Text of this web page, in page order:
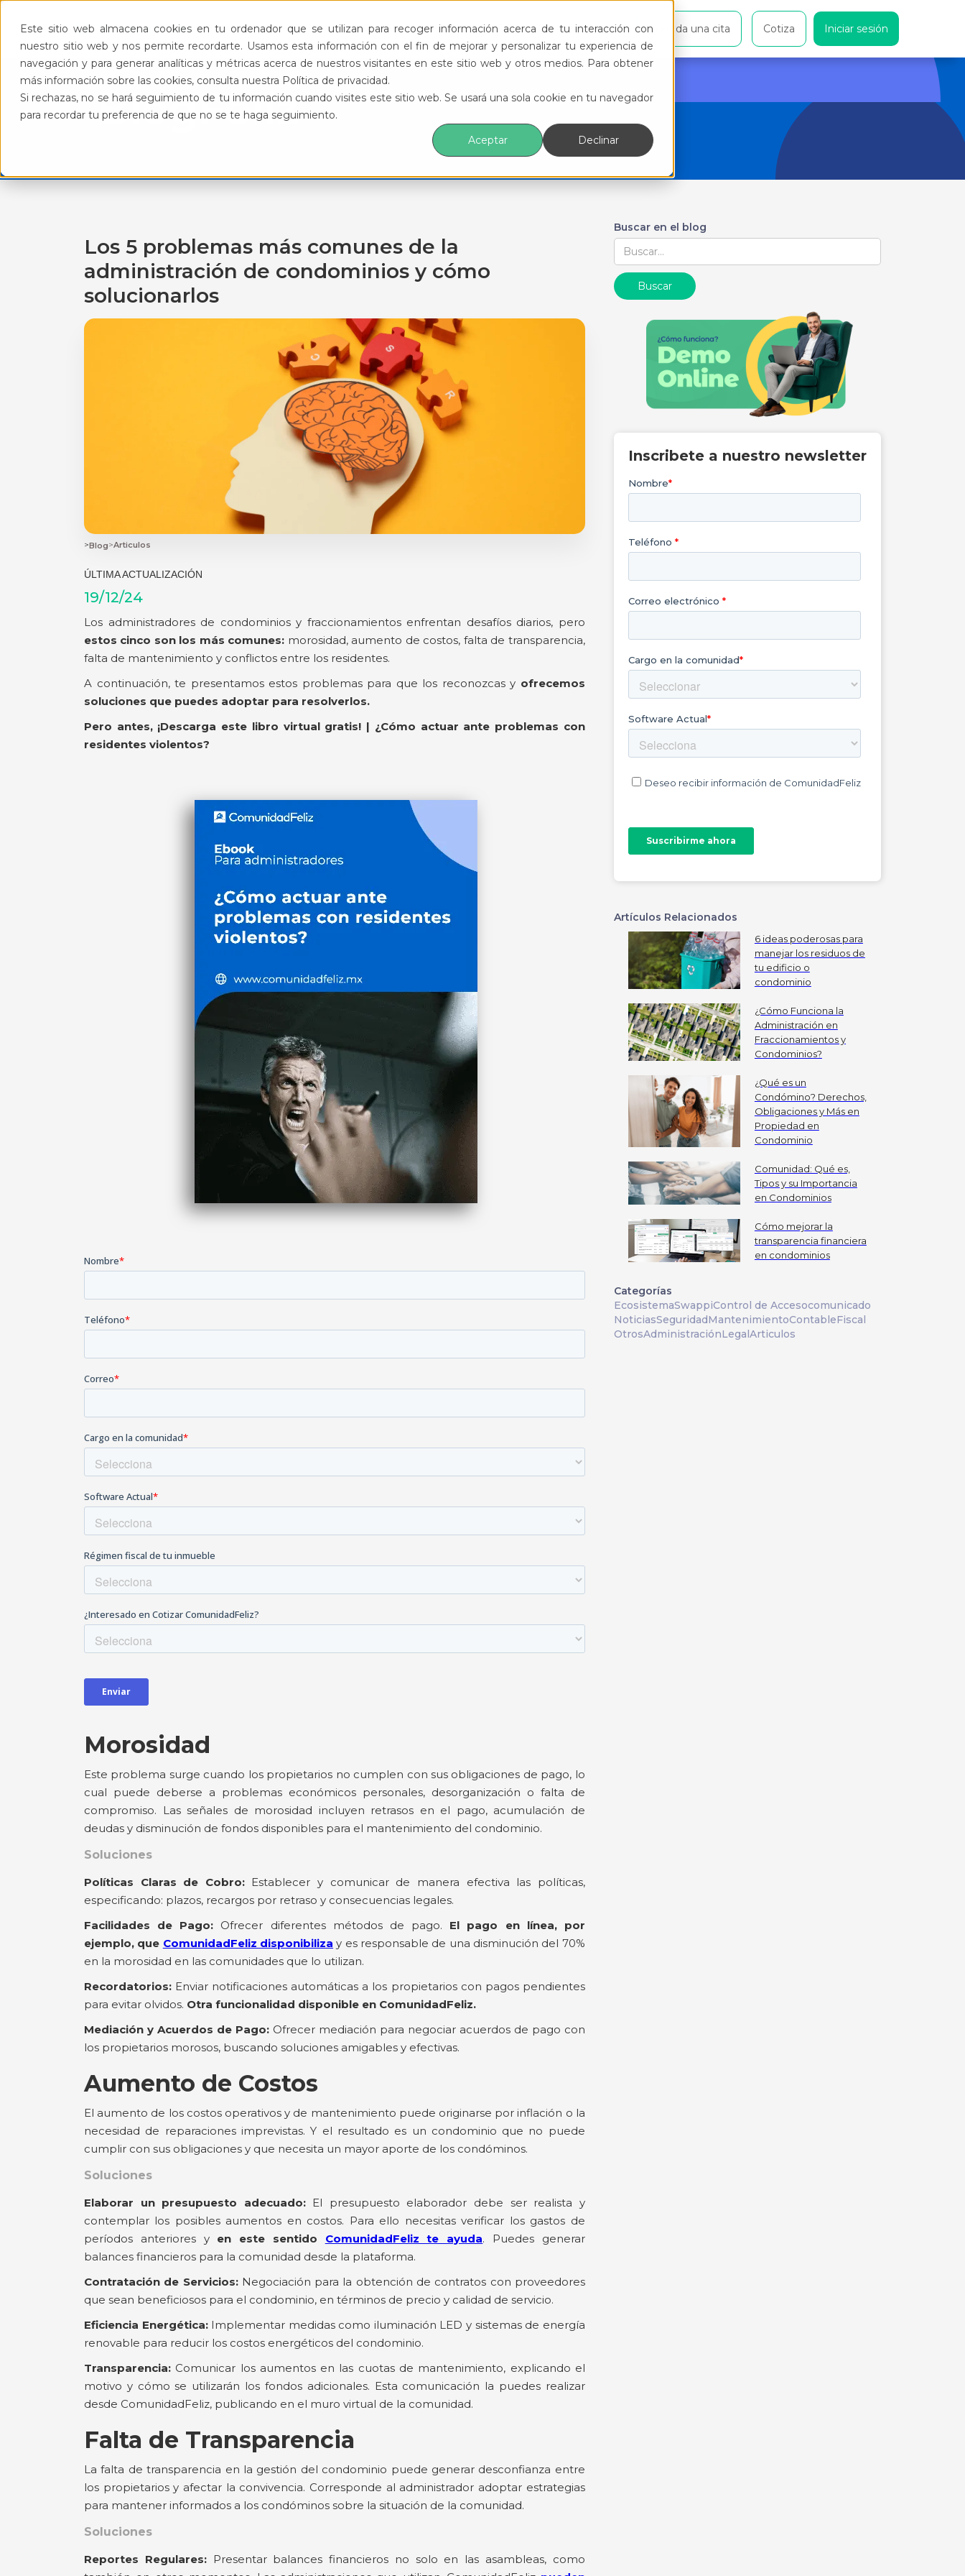
Este sitio web almacena cookies en tu ordenador que se utilizan para recoger información acerca de tu interacción con
nuestro sitio web y nos permite recordarte. Usamos esta información con el fin de mejorar y personalizar tu experiencia de
navegación y para generar analíticas y métricas acerca de nuestros visitantes en este sitio web y otros medios. Para obtener
más información sobre las cookies, consulta nuestra Política de privacidad.
Si rechazas, no se hará seguimiento de tu información cuando visites este sitio web. Se usará una sola cookie en tu navegador
para recordar tu preferencia de que no se te haga seguimiento.
Aceptar
Declinar
Productos Funcionalidades Eventos Recursos Agenda una cita Cotiza Iniciar sesión
BlogFeliz
Los 5 problemas más comunes de la
administración de condominios y cómo
solucionarlos
>Blog>Articulos
ÚLTIMA ACTUALIZACIÓN
19/12/24
Los administradores de condominios y fraccionamientos enfrentan desafíos diarios, pero
estos cinco son los más comunes: morosidad, aumento de costos, falta de transparencia,
falta de mantenimiento y conflictos entre los residentes.
A continuación, te presentamos estos problemas para que los reconozcas y ofrecemos
soluciones que puedes adoptar para resolverlos.
Pero antes, ¡Descarga este libro virtual gratis! | ¿Cómo actuar ante problemas con
residentes violentos?
Morosidad
Este problema surge cuando los propietarios no cumplen con sus obligaciones de pago, lo
cual puede deberse a problemas económicos personales, desorganización o falta de
compromiso. Las señales de morosidad incluyen retrasos en el pago, acumulación de
deudas y disminución de fondos disponibles para el mantenimiento del condominio.
Soluciones
Políticas Claras de Cobro:Establecer y comunicar de manera efectiva las políticas,
especificando: plazos, recargos por retraso y consecuencias legales.
Facilidades de Pago: Ofrecer diferentes métodos de pago. El pago en línea, por
ejemplo, que ComunidadFeliz disponibiliza y es responsable de una disminución del 70%
en la morosidad en las comunidades que lo utilizan.
Recordatorios: Enviar notificaciones automáticas a los propietarios con pagos pendientes
para evitar olvidos. Otra funcionalidad disponible en ComunidadFeliz.
Mediación y Acuerdos de Pago:Ofrecer mediación para negociar acuerdos de pago con
los propietarios morosos, buscando soluciones amigables y efectivas.
Aumento de Costos
El aumento de los costos operativos y de mantenimiento puede originarse por inflación o la
necesidad de reparaciones imprevistas. Y el resultado es un condominio que no puede
cumplir con sus obligaciones y que necesita un mayor aporte de los condóminos.
Soluciones
Elaborar un presupuesto adecuado:El presupuesto elaborador debe ser realista y
contemplar los posibles aumentos en costos. Para ello necesitas verificar los gastos de
períodos anteriores y en este sentido ComunidadFeliz te ayuda. Puedes generar
balances financieros para la comunidad desde la plataforma.
Contratación de Servicios:Negociación para la obtención de contratos con proveedores
que sean beneficiosos para el condominio, en términos de precio y calidad de servicio.
Eficiencia Energética: Implementar medidas como iluminación LED y sistemas de energía
renovable para reducir los costos energéticos del condominio.
Transparencia: Comunicar los aumentos en las cuotas de mantenimiento, explicando el
motivo y cómo se utilizarán los fondos adicionales. Esta comunicación la puedes realizar
desde ComunidadFeliz, publicando en el muro virtual de la comunidad.
Falta de Transparencia
La falta de transparencia en la gestión del condominio puede generar desconfianza entre
los propietarios y afectar la convivencia. Corresponde al administrador adoptar estrategias
para mantener informados a los condóminos sobre la situación de la comunidad.
Soluciones
Reportes Regulares: Presentar balances financieros no solo en las asambleas, como
Buscar en el blog
Inscribete a nuestro newsletter
Artículos Relacionados
6 ideas poderosas para
manejar los residuos de
tu edificio o
condominio
¿Cómo Funciona la
Administración en
Fraccionamientos y
Condominios?
¿Qué es un
Condómino? Derechos,
Obligaciones y Más en
Propiedad en
Condominio
Comunidad: Qué es,
Tipos y su Importancia
en Condominios
Cómo mejorar la
transparencia financiera
en condominios
Categorías
EcosistemaSwappiControl de Accesocomunicado
NoticiasSeguridadMantenimientoContableFiscal
OtrosAdministraciónLegalArticulos